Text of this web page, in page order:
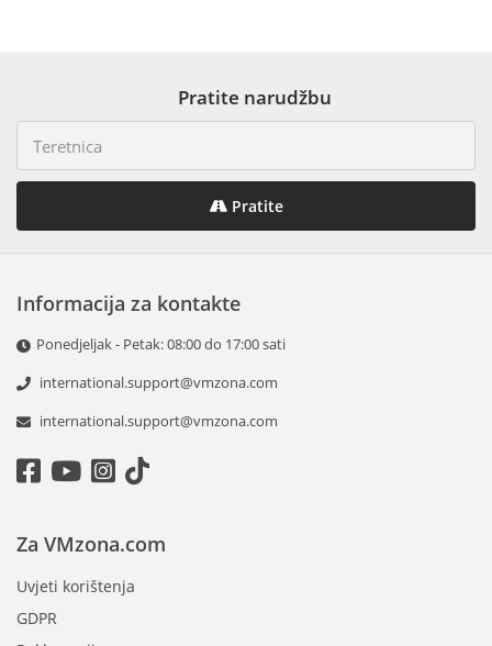
Pratite narudžbu
Pratite
Informacija za kontakte
Ponedjeljak - Petak: 08:00 do 17:00 sati
international.support@vmzona.com
international.support@vmzona.com
Za VMzona.com
Uvjeti korištenja
GDPR